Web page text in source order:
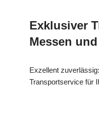
Exklusiver
Messen
Exzellent
Transportservice für